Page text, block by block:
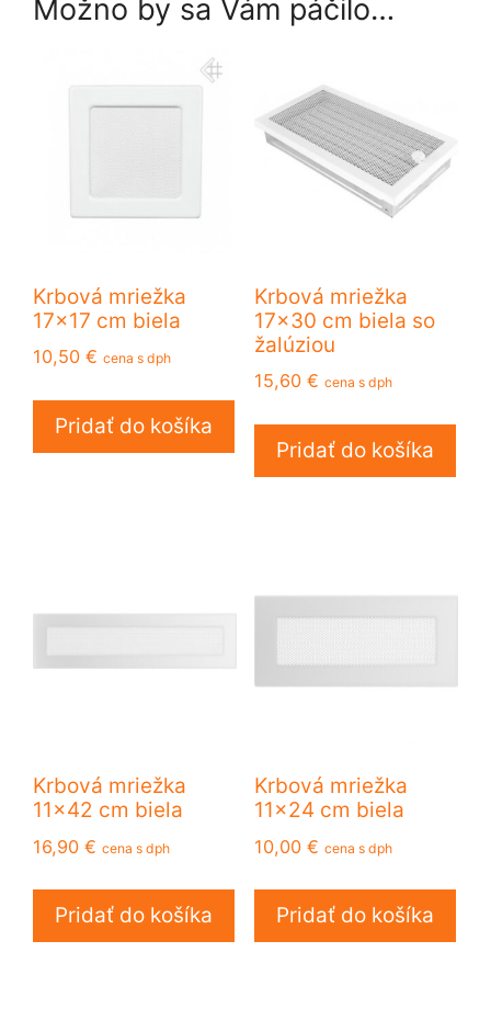
Možno by sa Vám páčilo…
Krbová mriežka
17×17 cm biela
10,50 € cena s dph
Pridať do košíka
Krbová mriežka
17×30 cm biela so
žalúziou
15,60 € cena s dph
Pridať do košíka
Krbová mriežka
11×42 cm biela
16,90 € cena s dph
Pridať do košíka
Krbová mriežka
11×24 cm biela
10,00 € cena s dph
Pridať do košíka